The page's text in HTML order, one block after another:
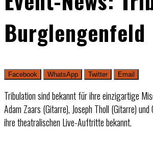
Burglengenfeld
Facebook WhatsApp Twitter Email
Tribulation sind bekannt für ihre einzigartige
Adam Zaars (Gitarre), Joseph Tholl (Gitarre)
ihre theatralischen Live-Auftritte bekannt.